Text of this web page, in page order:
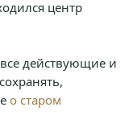
центр
действующие и
о старом